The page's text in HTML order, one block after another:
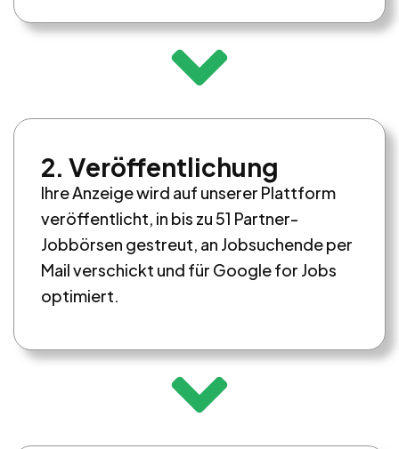
2. Veröffentlichung
Ihre Anzeige wird auf unserer Plattform
veröffentlicht, in bis zu 51 Partner-
Jobbörsen gestreut, an Jobsuchende per
Mail verschickt und für Google for Jobs
optimiert.